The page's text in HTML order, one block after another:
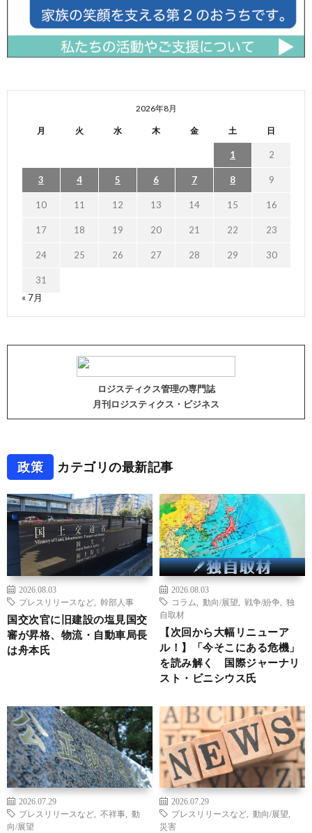
2026年8月
月 火 水 木 金 土 日
1 2
3 4 5 6 7 8 9
10 11 12 13 14 15 16
17 18 19 20 21 22 23
24 25 26 27 28 29 30
31
« 7月
ロジスティクス管理の専門誌
月刊ロジスティクス・ビジネス
政策 カテゴリの最新記事
2026.08.03
プレスリリースなど
幹部人事
国交次官に旧建設の塩見国交
審が昇格、物流・自動車局長
は舟本氏
2026.08.03
コラム
動向/展望 戦争/紛争
独
自取材
【次回から大幅リニューア
ル！】「今そこにある危機」
を読み解く 国際ジャーナリ
スト・ビニシウス氏
2026.07.29
プレスリリースなど
不祥事
動
向/展望
2026.07.29
プレスリリースなど
動向/展望
災害